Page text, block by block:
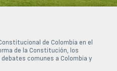
de Colombia en el
de la Constitución, los
comunes a Colombia y